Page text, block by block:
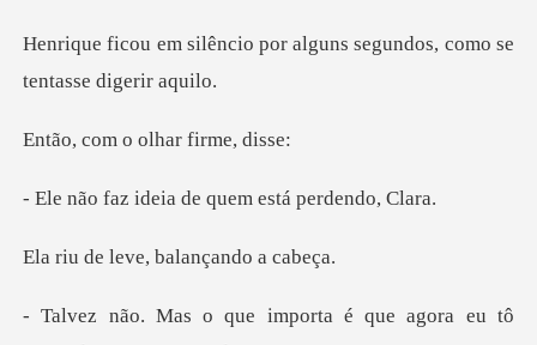
por alguns segundos, como
o olhar f
eia de quem está
eve, balança
porta é que agora eu tô